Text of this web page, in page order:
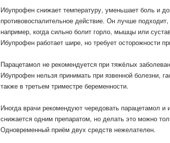
Ибупрофен снижает температуру, уменьшает боль и
противовоспалительное действие. Он лучше
например, когда сильно болит горло, мышцы или
Ибупрофен работает шире, но требует осторожности
Парацетамол не рекомендуется при тяжёлых
Ибупрофен нельзя принимать при язвенной болезни,
также в третьем триместре беременности.
Иногда врачи рекомендуют чередовать парацетамол
снижается одним препаратом, но делать это можно
Одновременный приём двух средств нежелателен.